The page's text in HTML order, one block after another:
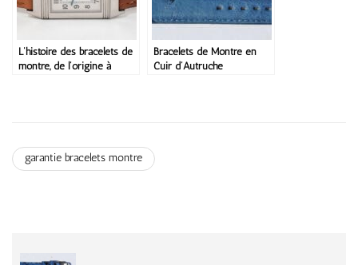
L’histoire des bracelets de
montre, de l’origine à
Bracelets de Montre en
Cuir d’Autruche
garantie bracelets montre